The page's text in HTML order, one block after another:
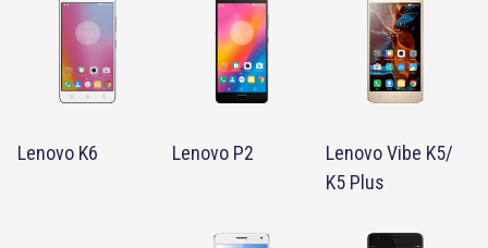
Lenovo K6 Lenovo P2
Lenovo Vibe K5/
K5 Plus